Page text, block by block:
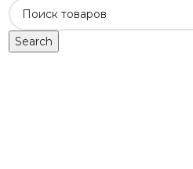
Search